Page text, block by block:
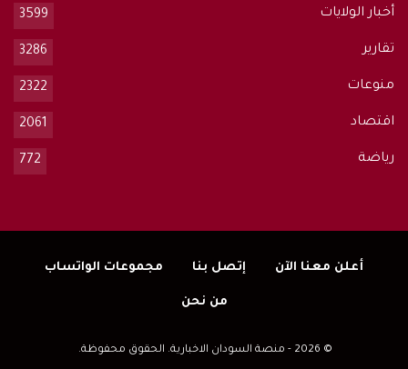
أخبار الولايات 3599
تقارير 3286
منوعات 2322
اقتصاد 2061
رياضة 772
أعلن معنا الآن إتصل بنا مجموعات الواتساب
من نحن
© 2026 - منصة السودان الاخبارية. الحقوق محفوظة.